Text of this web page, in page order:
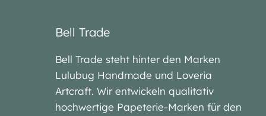
Bell Trade
Bell Trade steht hinter den Marken
Lulubug Handmade und Loveria
Artcraft. Wir entwickeln qualitativ
hochwertige Papeterie-Marken für den